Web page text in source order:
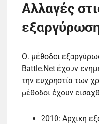
Αλλαγές
Οι μέθοδοι
Battle.Net έχουν
την ευχρηστία των
μέθοδοι έχουν
2010: Αρχική